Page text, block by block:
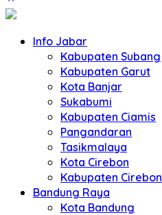
Info Jabar
Kabupaten Subang
Kabupaten Garut
Kota Banjar
Sukabumi
Kabupaten Ciamis
Pangandaran
Tasikmalaya
Kota Cirebon
Kabupaten Cirebon
Bandung Raya
Kota Bandung